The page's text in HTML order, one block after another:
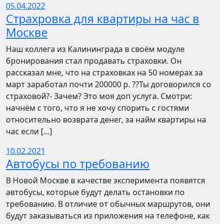
05.04.2022
Страхровка для квартиры на час в
Москве
Наш коллега из Калининграда в своём модуле
бронирования стал продавать страховки. Он
рассказал мне, что на страховках на 50 номерах за
март заработал почти 200000 р. ??Ты договорился со
страховой?- Зачем? Это моя доп услуга. Смотри:
начнём с того, что я не хочу спорить с гостями
относительно возврата денег, за найм квартиры на
час если […]
10.02.2021
Автобусы по требованию
В Новой Москве в качестве эксперимента появятся
автобусы, которые будут делать остановки по
требованию. В отличие от обычных маршрутов, они
будут заказываться из приложения на телефоне, как